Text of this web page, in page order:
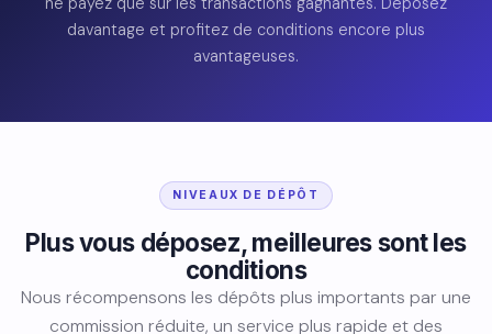
davantage et profitez de conditions encore plus
avantageuses.
NIVEAUX DE DÉPÔT
Plus vous déposez, meilleures sont les
conditions
Nous récompensons les dépôts plus importants par une
commission réduite, un service plus rapide et des